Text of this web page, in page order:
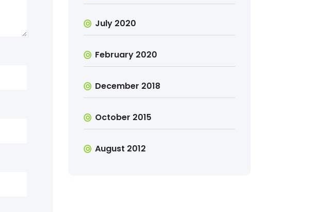
July 2020
February 2020
December 2018
October 2015
August 2012